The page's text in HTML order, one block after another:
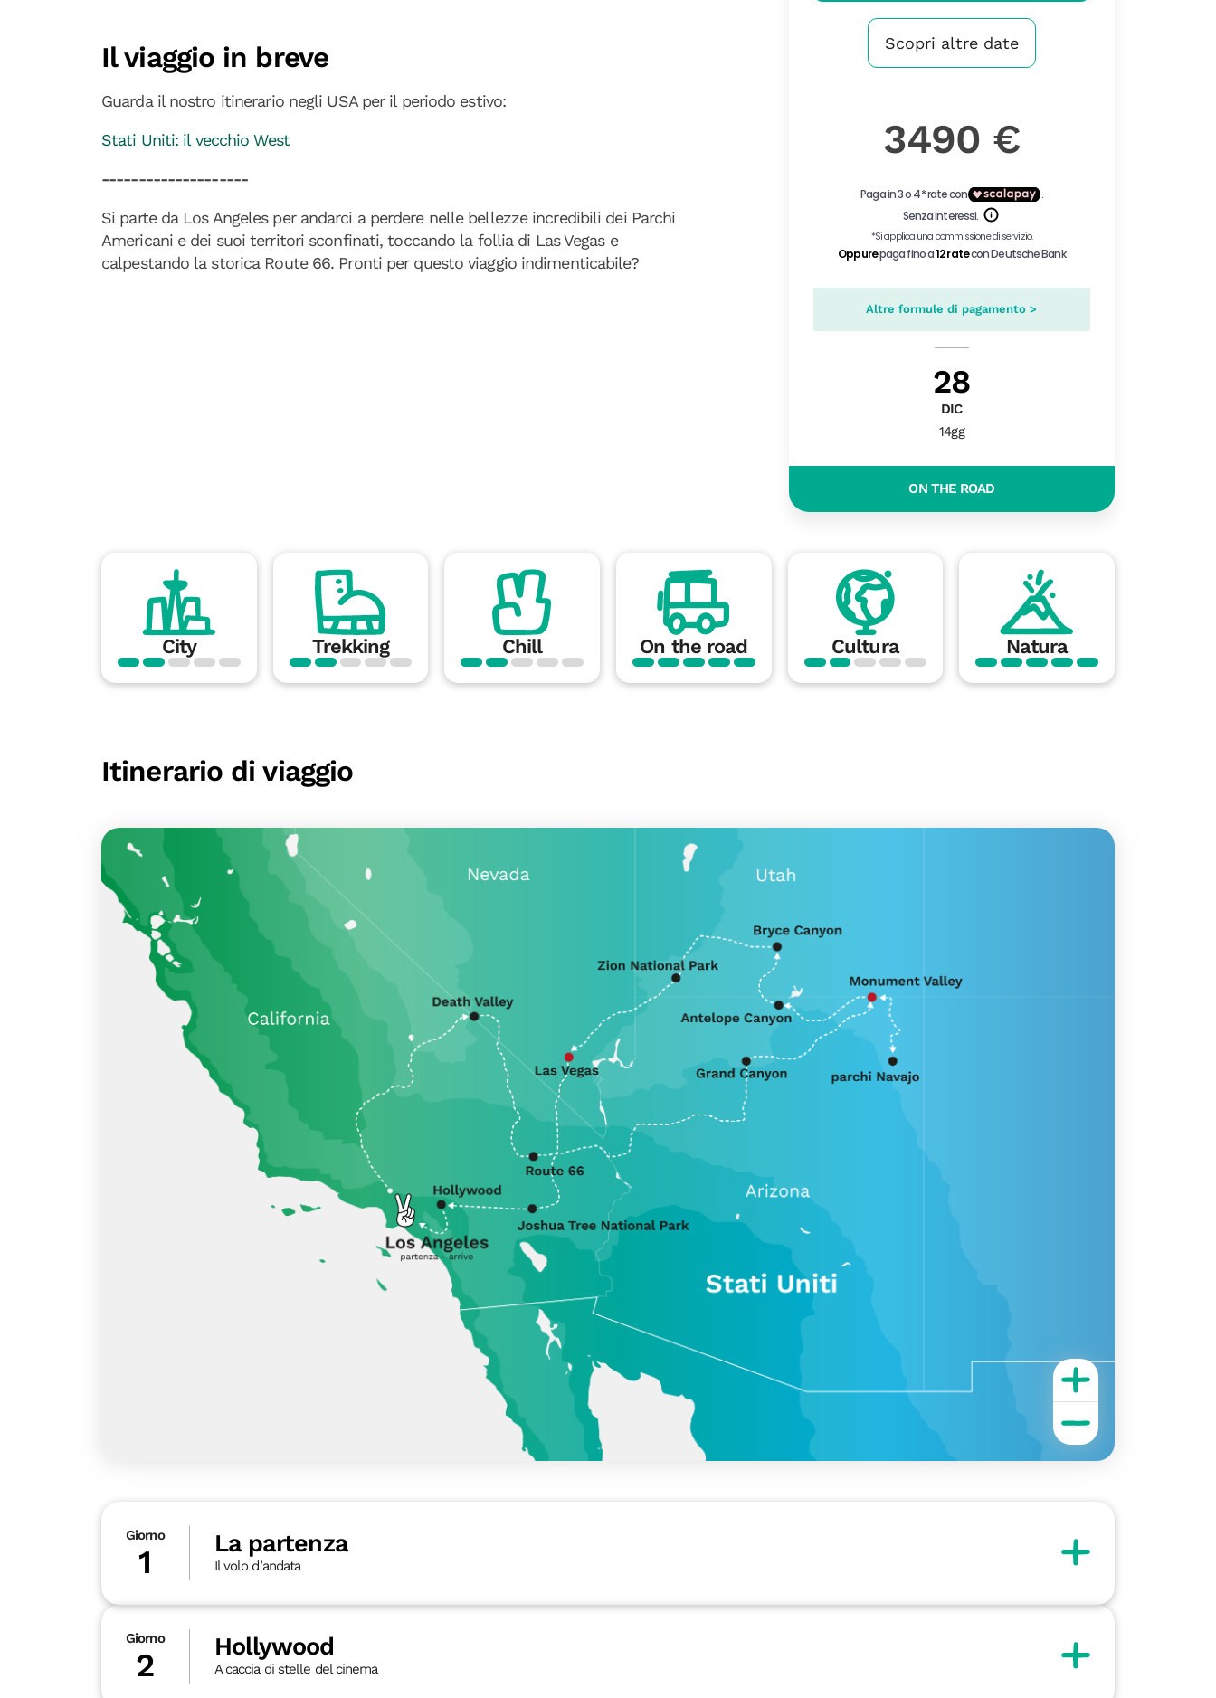
Il viaggio in breve
Guarda il nostro itinerario negli USA per il periodo estivo:
Stati Uniti: il vecchio West
--------------------
Si parte da Los Angeles per andarci a perdere nelle bellezze incredibili dei Parchi
Americani e dei suoi territori sconfinati, toccando la follia di Las Vegas e
calpestando la storica Route 66. Pronti per questo viaggio indimenticabile?
Scopri altre date
3490 €
Altre formule di pagamento >
28
DIC
14gg
ON THE ROAD
City Trekking Chill On the road Cultura Natura
Itinerario di viaggio
Giorno
1 La partenza
Il volo d’andata
Giorno
2 Hollywood
A caccia di stelle del cinema